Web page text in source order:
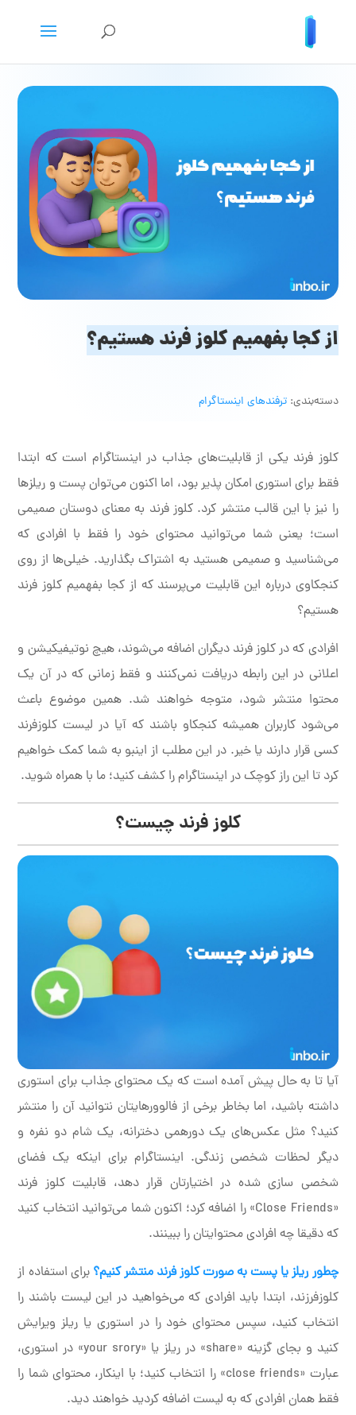
از کجا بفهمیم کلوز فرند هستیم؟
دسته‌بندی:ترفندهای اینستاگرام
کلوز فرند یکی از قابلیت‌های جذاب در اینستاگرام است که ابتدا
فقط برای استوری امکان پذیر بود، اما اکنون می‌‌توان پست و ریلزها
را نیز با این قالب منتشر کرد. کلوز فرند به معنای دوستان صمیمی
است؛ یعنی شما می‌توانید محتوای خود را فقط با افرادی که
می‌شناسید و صمیمی هستید به اشتراک بگذارید. خیلی‌ها از روی
کنجکاوی درباره این قابلیت می‌پرسند که از کجا بفهمیم کلوز فرند
هستیم؟
افرادی که در کلوز فرند دیگران اضافه می‌شوند، هیچ نوتیفیکیشن و
اعلانی در این رابطه دریافت نمی‌کنند و فقط زمانی که در آن یک
محتوا منتشر شود، متوجه خواهند شد. همین موضوع باعث
می‌شود کاربران همیشه کنجکاو باشند که آیا در لیست کلوزفرند
کسی قرار دارند یا خیر. در این مطلب از اینبو به شما کمک خواهیم
کرد تا این راز کوچک در اینستاگرام را کشف کنید؛ ما با همراه شوید.
کلوز فرند چیست؟
آیا تا به حال پیش آمده است که یک محتوای جذاب برای استوری
داشته باشید، اما بخاطر برخی از فالوورهایتان نتوانید آن را منتشر
کنید؟ مثل عکس‌های یک دورهمی دخترانه، یک شام دو نفره و
دیگر لحظات شخصی زندگی. اینستاگرام برای اینکه یک فضای
شخصی سازی شده در اختیارتان قرار دهد، قابلیت کلوز فرند
«Close Friends» را اضافه کرد؛ اکنون شما می‌توانید انتخاب کنید
که دقیقا چه افرادی محتوایتان را ببینند.
چطور ریلز یا پست به صورت کلوز فرند منتشر کنیم؟ برای استفاده از
کلوزفرزند، ابتدا باید افرادی که می‌خواهید در این لیست باشند را
انتخاب کنید، سپس محتوای خود را در استوری یا ریلز ویرایش
کنید و بجای گزینه «share» در ریلز یا «your srory» در استوری،
عبارت «close friends» را انتخاب کنید؛ با اینکار، محتوای شما را
فقط همان افرادی که به لیست اضافه کردید خواهند دید.